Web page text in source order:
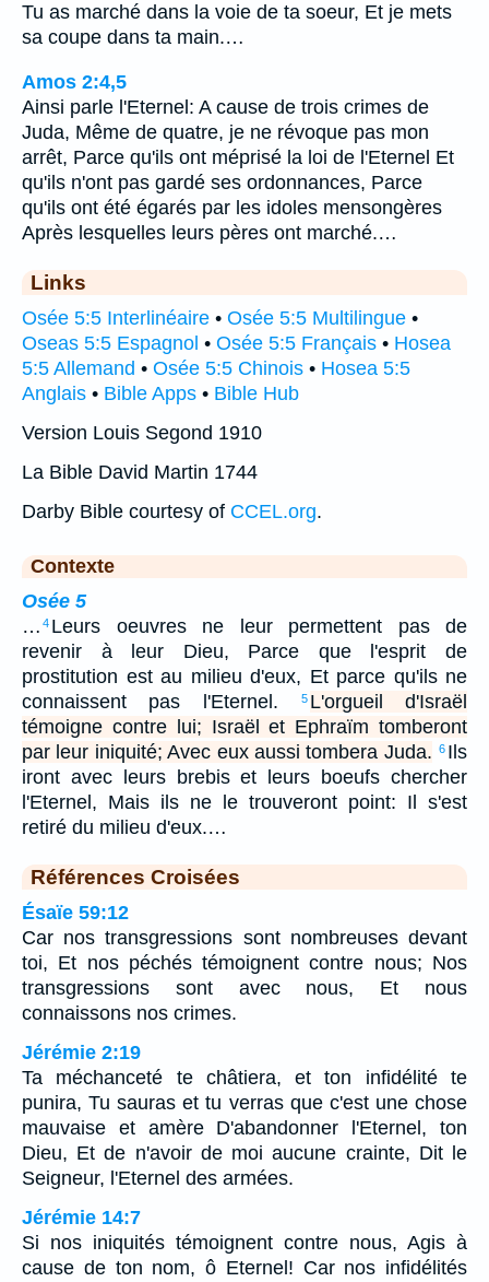
Tu as marché dans la voie de ta soeur, Et je mets
sa coupe dans ta main.…
Amos 2:4,5
Ainsi parle l'Eternel: A cause de trois crimes de
Juda, Même de quatre, je ne révoque pas mon
arrêt, Parce qu'ils ont méprisé la loi de l'Eternel Et
qu'ils n'ont pas gardé ses ordonnances, Parce
qu'ils ont été égarés par les idoles mensongères
Après lesquelles leurs pères ont marché.…
Links
Osée 5:5 Interlinéaire • Osée 5:5 Multilingue •
Oseas 5:5 Espagnol • Osée 5:5 Français • Hosea
5:5 Allemand • Osée 5:5 Chinois • Hosea 5:5
Anglais • Bible Apps • Bible Hub
Version Louis Segond 1910
La Bible David Martin 1744
Darby Bible courtesy of CCEL.org.
Contexte
Osée 5
… 4 Leurs oeuvres ne leur permettent pas de
revenir à leur Dieu, Parce que l'esprit de
prostitution est au milieu d'eux, Et parce qu'ils ne
connaissent pas l'Eternel.
5 L'orgueil d'Israël
témoigne contre lui; Israël et Ephraïm tomberont
par leur iniquité; Avec eux aussi tombera Juda. 6 Ils
iront avec leurs brebis et leurs boeufs chercher
l'Eternel, Mais ils ne le trouveront point: Il s'est
retiré du milieu d'eux.…
Références Croisées
Ésaïe 59:12
Car nos transgressions sont nombreuses devant
toi, Et nos péchés témoignent contre nous; Nos
transgressions sont avec nous, Et nous
connaissons nos crimes.
Jérémie 2:19
Ta méchanceté te châtiera, et ton infidélité te
punira, Tu sauras et tu verras que c'est une chose
mauvaise et amère D'abandonner l'Eternel, ton
Dieu, Et de n'avoir de moi aucune crainte, Dit le
Seigneur, l'Eternel des armées.
Jérémie 14:7
Si nos iniquités témoignent contre nous, Agis à
cause de ton nom, ô Eternel! Car nos infidélités